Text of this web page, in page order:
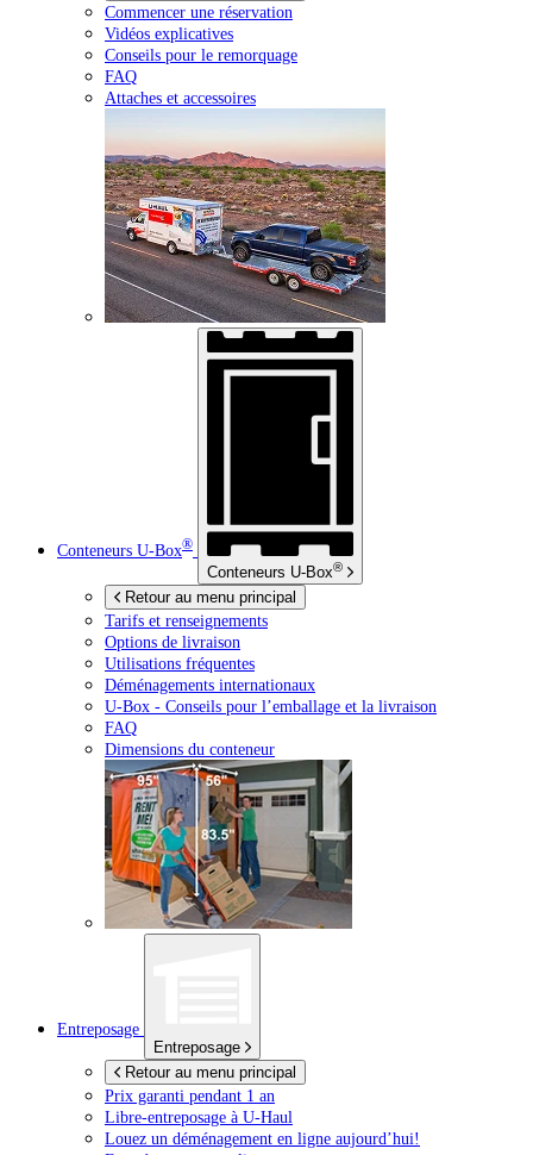
Commencer une réservation
Vidéos explicatives
Conseils pour le remorquage
FAQ
Attaches et accessoires
Conteneurs U-Box®
Conteneurs U-Box®
Retour au menu principal
Tarifs et renseignements
Options de livraison
Utilisations fréquentes
Déménagements internationaux
U-Box - Conseils pour l’emballage et la livraison
FAQ
Dimensions du conteneur
Entreposage
Entreposage
Retour au menu principal
Prix garanti pendant 1 an
Libre-entreposage à U-Haul
Louez un déménagement en ligne aujourd’hui!